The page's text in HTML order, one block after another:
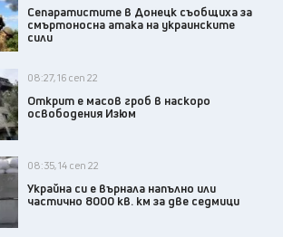
Сепаратистите в Донецк съобщиха за
смъртоносна атака на украинските
сили
08:27, 16 сеп 22
Открит е масов гроб в наскоро
освободения Изюм
08:35, 14 сеп 22
Украйна си е върнала напълно или
частично 8000 кв. км за две седмици